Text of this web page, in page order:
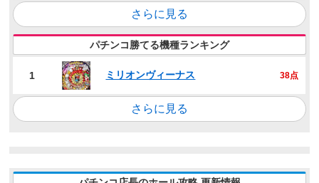
さらに見る
パチンコ勝てる機種ランキング
1 ミリオンヴィーナス 38点
さらに見る